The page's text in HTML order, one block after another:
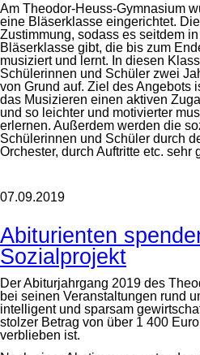
Am Theodor-Heuss-Gymnasium
eine Bläserklasse eingerichtet.
Zustimmung, sodass es seitdem
Bläserklasse gibt, die bis zum
musiziert und lernt. In diesen
Schülerinnen und Schüler zwei
von Grund auf. Ziel des Angebots
das Musizieren einen aktiven
und so leichter und motivierter
erlernen. Außerdem werden die
Schülerinnen und Schüler durch
Orchester, durch Auftritte etc. sehr
07.09.2019
Abiturienten
Sozialprojekt
Der Abiturjahrgang 2019 des
bei seinen Veranstaltungen rund
intelligent und sparsam
stolzer Betrag von über 1 400
verblieben ist.